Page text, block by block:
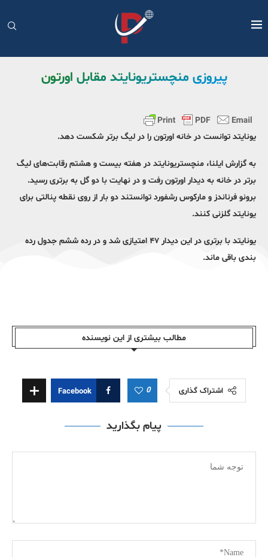
پیروزی منچستریونایتد مقابل اورتون
یونایتد توانست در خانه اورتون را در لیگ برتر شکست دهد.
به گزارش ایلنا، منچستریونایتد در هفته بیست و هشتم رقابت‌های لیگ
برتر در خانه به دیدار اورتون رفت و در نهایت با دو گل به برتری رسید.
برونو فرناندز و مارکوس رشفورد توانستند دو بار از روی نقطه پنالتی برای
یونایتد گلزنی کنند.
یونایتد با برتری در این دیدار ۴۷ امتیازی شد و در رده ششم جدول رده
بندی باقی ماند.
مطالب بیشتری از این نویسندە
اشتراک گذاری 0
Facebook
پیام بگذارید